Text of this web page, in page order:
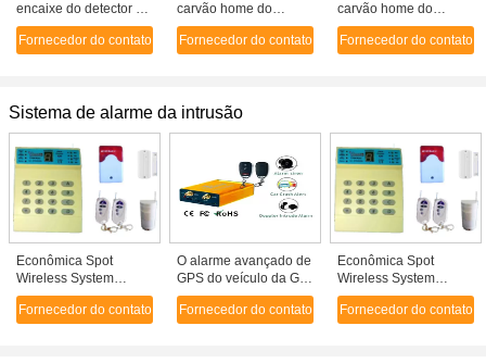
encaixe do detector de
gás natural, detector
do escapamento do
Fornecedor do contato
carvão home do
alarme do detector de
gás inflamável/gás
Fornecedor do contato
carvão home do
alarme do detector de
gás inflamável/gás
Fornecedor do contato
Sistema de alarme da intrusão
Econômica Spot
Wireless System
Alarmes CX-54
Fornecedor do contato
O alarme avançado de
GPS do veículo da G/M
GPRS que segue o
jogo com
Fornecedor do contato
Econômica Spot
Wireless System
Alarmes CX-54
Fornecedor do contato